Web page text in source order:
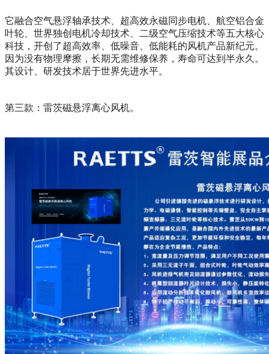
它融合空气悬浮轴承技术、超高效永磁同步电机、航空铝合金
叶轮、世界独创电机冷却技术、二级空气压缩技术等五大核心
科技，开创了超高效率、低噪音、低能耗的风机产品新纪元。
因为没有物理摩擦，长期无需维修保养，寿命可达到半永久。
其设计、研发技术居于世界先进水平。
第三款：雷茨磁悬浮离心风机。